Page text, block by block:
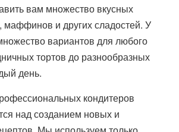
вам множество вкусных
маффинов и других сладостей. У
вариантов для любого
тортов до разнообразных
день.
кондитеров
над созданием новых и